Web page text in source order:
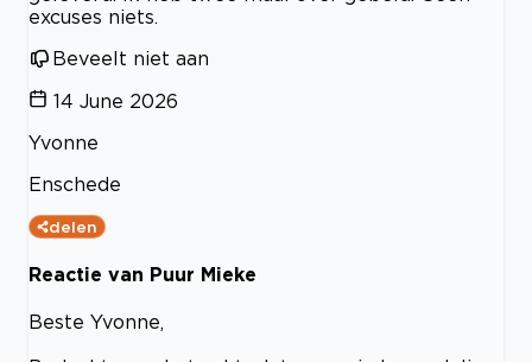
excuses niets.
Beveelt niet aan
14 June 2026
Yvonne
Enschede
delen
Reactie van Puur Mieke
Beste Yvonne,